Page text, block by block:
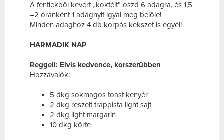
A fentiekből kevert „koktélt” oszd 6 adagra, és 1,5
–2 óránként 1 adagnyit igyál meg belőle!
Minden adaghoz 4 db korpás kekszet is egyél!
HARMADIK NAP
Reggeli: Elvis kedvence, korszerűbben
Hozzávalók:
5 dkg sokmagos toast kenyér
2 dkg reszelt trappista light sajt
2 dkg light margarin
10 dkg körte